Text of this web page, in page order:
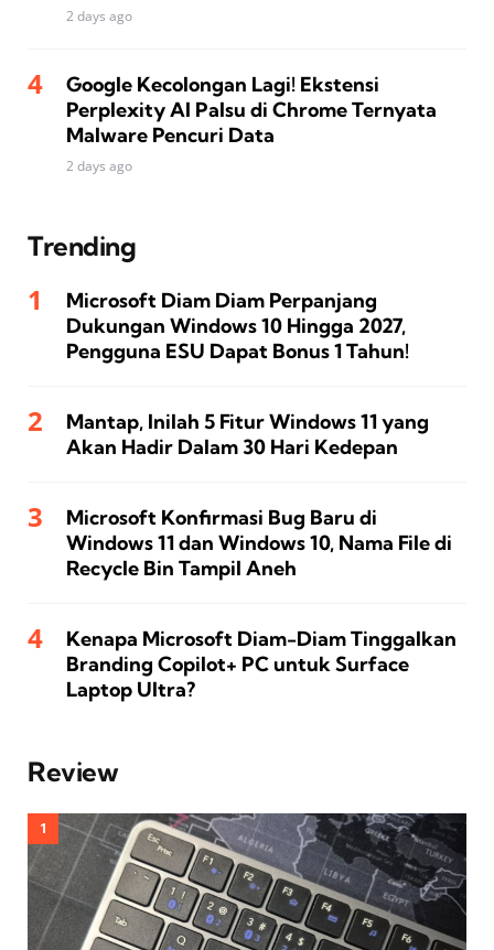
2 days ago
Google Kecolongan Lagi! Ekstensi
Perplexity AI Palsu di Chrome Ternyata
Malware Pencuri Data
2 days ago
Trending
Microsoft Diam Diam Perpanjang
Dukungan Windows 10 Hingga 2027,
Pengguna ESU Dapat Bonus 1 Tahun!
Mantap, Inilah 5 Fitur Windows 11 yang
Akan Hadir Dalam 30 Hari Kedepan
Microsoft Konfirmasi Bug Baru di
Windows 11 dan Windows 10, Nama File di
Recycle Bin Tampil Aneh
Kenapa Microsoft Diam-Diam Tinggalkan
Branding Copilot+ PC untuk Surface
Laptop Ultra?
Review